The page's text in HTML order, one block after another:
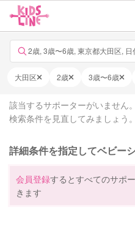
2歳, 3歳〜6歳, 東京都大田区,
大田区 2歳 3歳〜6歳
該当するサポーターがいません。
検索条件を見直してみましょう。
詳細条件を指定してベビー
会員登録するとすべてのサポ
きます